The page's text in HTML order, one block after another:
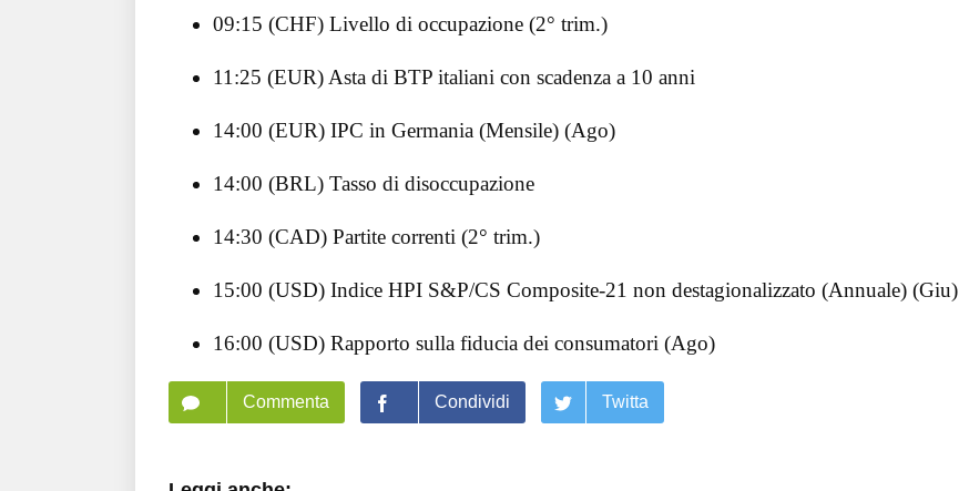
09:15 (CHF) Livello di occupazione (2° trim.)
11:25 (EUR) Asta di BTP italiani con scadenza a 10 anni
14:00 (EUR) IPC in Germania (Mensile) (Ago)
14:00 (BRL) Tasso di disoccupazione
14:30 (CAD) Partite correnti (2° trim.)
15:00 (USD) Indice HPI S&P/CS Composite-21 non destagionalizzato (Annuale) (Giu)
16:00 (USD) Rapporto sulla fiducia dei consumatori (Ago)
Commenta Condividi Twitta